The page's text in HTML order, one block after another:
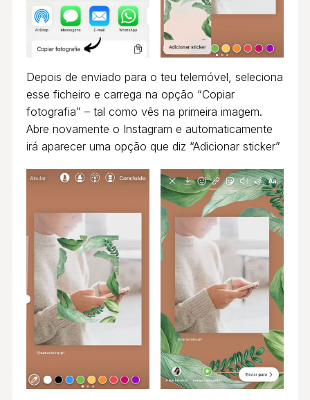
Depois de enviado para o teu telemóvel, seleciona
esse ficheiro e carrega na opção “Copiar
fotografia” – tal como vês na primeira imagem.
Abre novamente o Instagram e automaticamente
irá aparecer uma opção que diz “Adicionar sticker”